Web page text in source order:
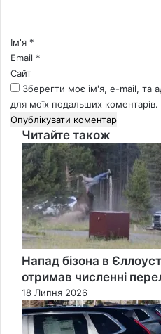
*Ім'я *
Email *
Сайт
Зберегти моє ім'я, e-mail, та
для моїх подальших коментарів.
Читайте також
Close
Напад бізона в
отримав численні
18 Липня 2026